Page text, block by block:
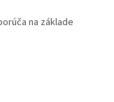
na základe